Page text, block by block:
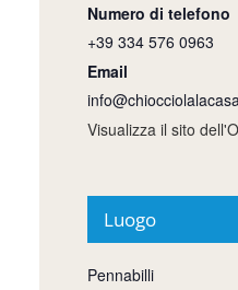
Numero di telefono
+39 334 576 0963
Email
Visualizza il sito
Luogo
Pennabilli